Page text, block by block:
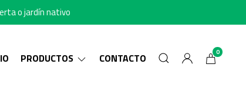
o jardín nativo
PRODUCTOS CONTACTO 0